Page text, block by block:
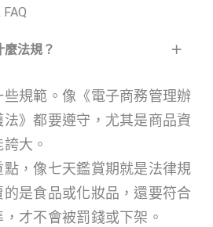
法規？
規範。像《電子商務管理辦
》都要遵守，尤其是商品資
大。
，像七天鑑賞期就是法律規
是食品或化妝品，還要符合
才不會被罰錢或下架。